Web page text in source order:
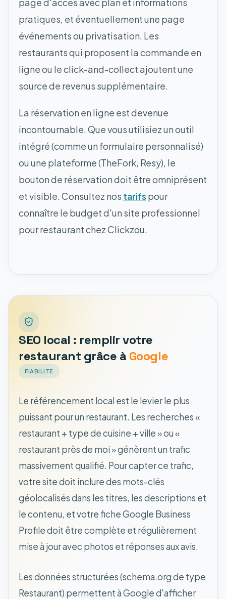
pratiques, et éventuellement une page
événements ou privatisation. Les
restaurants qui proposent la commande en
ligne ou le click-and-collect ajoutent une
source de revenus supplémentaire.
La réservation en ligne est devenue
incontournable. Que vous utilisiez un outil
intégré (comme un formulaire personnalisé)
ou une plateforme (TheFork, Resy), le
bouton de réservation doit être omniprésent
et visible. Consultez nos tarifs pour
connaître le budget d'un site professionnel
pour restaurant chez Clickzou.
SEO local : remplir votre
restaurant grâce à Google
FIABILITE
Le référencement local est le levier le plus
puissant pour un restaurant. Les recherches «
restaurant + type de cuisine + ville » ou «
restaurant près de moi » génèrent un trafic
massivement qualifié. Pour capter ce trafic,
votre site doit inclure des mots-clés
géolocalisés dans les titres, les descriptions et
le contenu, et votre fiche Google Business
Profile doit être complète et régulièrement
mise à jour avec photos et réponses aux avis.
Les données structurées (schema.org de type
Restaurant) permettent à Google d'afficher